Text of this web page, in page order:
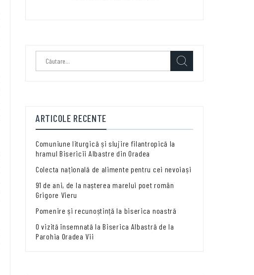
după:
ARTICOLE RECENTE
Comuniune liturgică și slujire filantropică la
hramul Bisericii Albastre din Oradea
Colecta națională de alimente pentru cei nevoiași
91 de ani, de la nașterea marelui poet român
Grigore Vieru
Pomenire și recunoștință la biserica noastră
O vizită însemnată la Biserica Albastră de la
Parohia Oradea Vii